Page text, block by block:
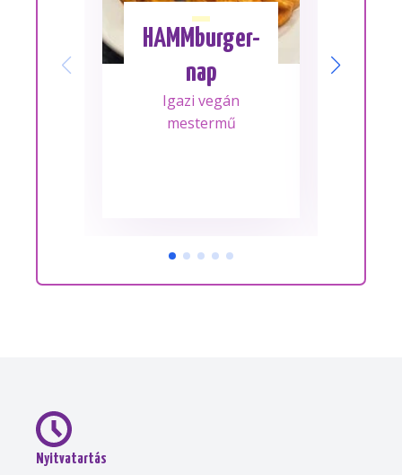
HAMMburger-
nap
Igazi vegán
mestermű
Nyitvatartás